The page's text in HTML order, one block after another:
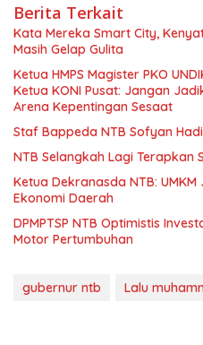
Berita Terkait
Kata Mereka Smart City,
Masih Gelap Gulita
Ketua HMPS Magister PKO
Ketua KONI Pusat: Jangan
Arena Kepentingan Sesaat
Staf Bappeda NTB Sofyan
NTB Selangkah Lagi Terapkan
Ketua Dekranasda NTB:
Ekonomi Daerah
DPMPTSP NTB Optimistis
Motor Pertumbuhan
gubernur ntb Lalu